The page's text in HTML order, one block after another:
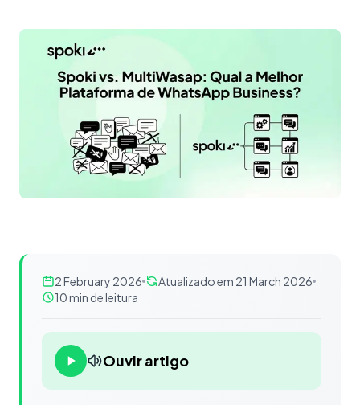
Conteúdo
2 February 2026
Atualizado em 21 March 2026
10 min de leitura
Ouvir artigo